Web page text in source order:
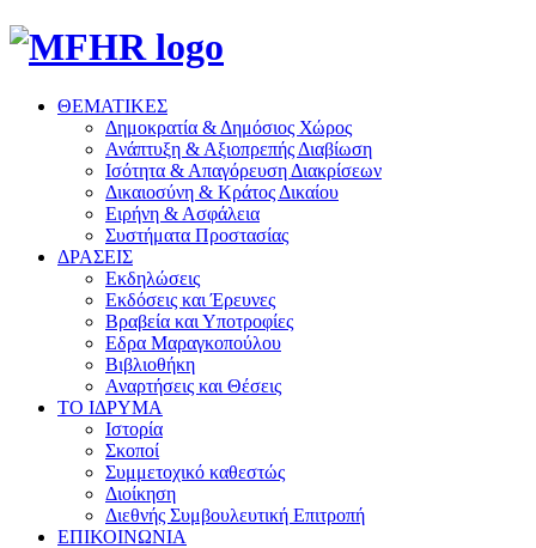
ΘΕΜΑΤΙΚΕΣ
Δημοκρατία & Δημόσιος Χώρος
Ανάπτυξη & Αξιοπρεπής Διαβίωση
Ισότητα & Απαγόρευση Διακρίσεων
Δικαιοσύνη & Κράτος Δικαίου
Ειρήνη & Ασφάλεια
Συστήματα Προστασίας
ΔΡΑΣΕΙΣ
Εκδηλώσεις
Εκδόσεις και Έρευνες
Βραβεία και Υποτροφίες
Εδρα Μαραγκοπούλου
Βιβλιοθήκη
Αναρτήσεις και Θέσεις
ΤΟ ΙΔΡΥΜΑ
Ιστορία
Σκοποί
Συμμετοχικό καθεστώς
Διοίκηση
Διεθνής Συμβουλευτική Επιτροπή
ΕΠΙΚΟΙΝΩΝΙΑ